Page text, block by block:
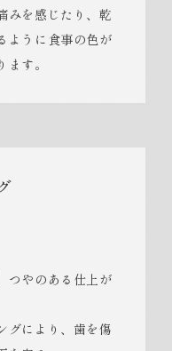
みを感じたり、乾
ように食事の色が
す。
つやのある仕上が
グにより、歯を傷